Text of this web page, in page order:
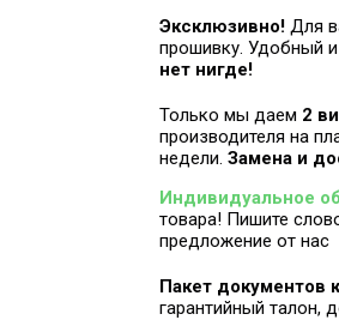
Эксклюзивно! Для
прошивку. Удобный
нет нигде!
Только мы даем 2
производителя на
недели. Замена и
Индивидуальное
товара! Пишите
предложение от нас
Пакет документов
гарантийный талон,